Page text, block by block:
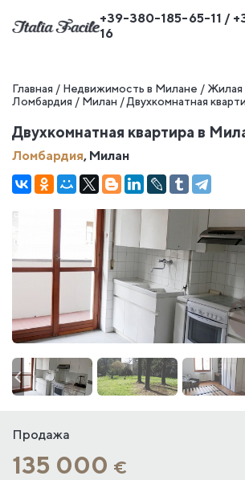
+39-380-185-65-11 /
16
Главная / Недвижимость в Милане / Жилая
Ломбардия / Милан /Двухкомнатная
Двухкомнатная квартира в
Ломбардия, Милан
Продажа
135 000 €